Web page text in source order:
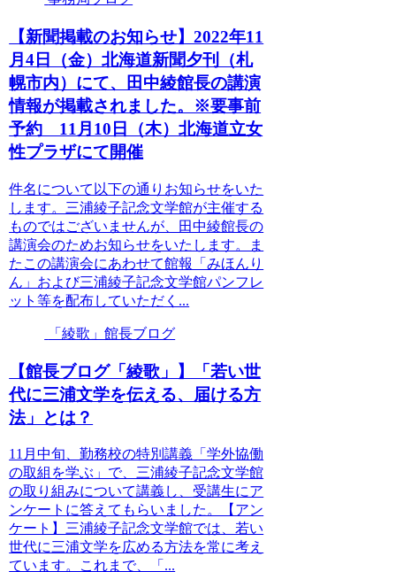
【新聞掲載のお知らせ】2022年11
月4日（金）北海道新聞夕刊（札
幌市内）にて、田中綾館長の講演
情報が掲載されました。※要事前
予約 11月10日（木）北海道立女
性プラザにて開催
件名について以下の通りお知らせをいた
します。三浦綾子記念文学館が主催する
ものではございませんが、田中綾館長の
講演会のためお知らせをいたします。ま
たこの講演会にあわせて館報「みほんり
ん」および三浦綾子記念文学館パンフレ
ット等を配布していただく...
「綾歌」館長ブログ
【館長ブログ「綾歌」】「若い世
代に三浦文学を伝える、届ける方
法」とは？
11月中旬、勤務校の特別講義「学外協働
の取組を学ぶ」で、三浦綾子記念文学館
の取り組みについて講義し、受講生にア
ンケートに答えてもらいました。【アン
ケート】三浦綾子記念文学館では、若い
世代に三浦文学を広める方法を常に考え
ています。これまで、「...